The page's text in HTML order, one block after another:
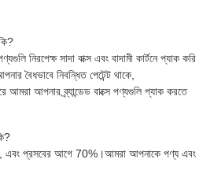
নিরপেক্ষ সাদা বাক্স এবং বাদামী কার্টনে প্যাক করি
বৈধভাবে নিবন্ধিত পেটেন্ট থাকে,
আমরা আপনার ব্র্যান্ডেড বাক্সে পণ্যগুলি প্যাক করতে
এবং প্রসবের আগে 70%।আমরা আপনাকে পণ্য এবং